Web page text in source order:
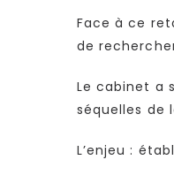
Face à ce
de
Le cabinet a
séquelles de
L’enjeu :